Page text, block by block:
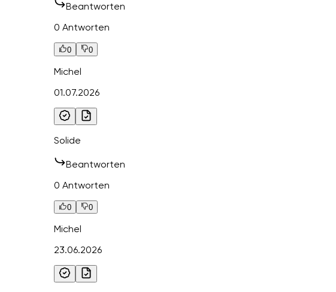
Beantworten
0 Antworten
0 0
Michel
01.07.2026
Solide
Beantworten
0 Antworten
0 0
Michel
23.06.2026